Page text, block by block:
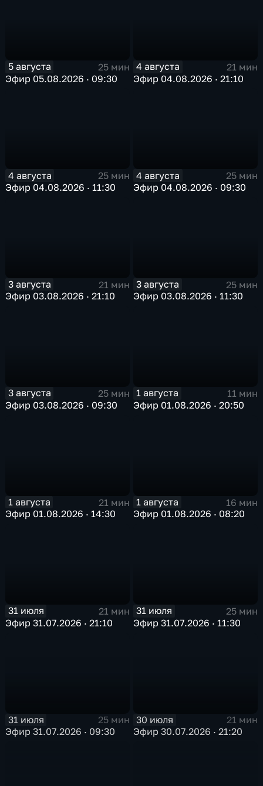
5 августа
25 мин
Эфир 05.08.2026 · 09:30
4 августа
21 мин
Эфир 04.08.2026 · 21:10
4 августа
25 мин
Эфир 04.08.2026 · 11:30
4 августа
25 мин
Эфир 04.08.2026 · 09:30
3 августа
21 мин
Эфир 03.08.2026 · 21:10
3 августа
25 мин
Эфир 03.08.2026 · 11:30
3 августа
25 мин
Эфир 03.08.2026 · 09:30
1 августа
11 мин
Эфир 01.08.2026 · 20:50
1 августа
21 мин
Эфир 01.08.2026 · 14:30
1 августа
16 мин
Эфир 01.08.2026 · 08:20
31 июля
21 мин
Эфир 31.07.2026 · 21:10
31 июля
25 мин
Эфир 31.07.2026 · 11:30
31 июля
25 мин
Эфир 31.07.2026 · 09:30
30 июля
21 мин
Эфир 30.07.2026 · 21:20